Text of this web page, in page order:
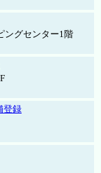
グセンター1階
登録